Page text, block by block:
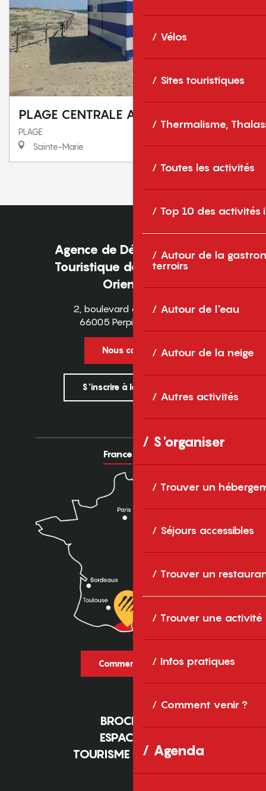
Vélos
Sites touristiques
Thermalisme,
Toutes les activités
Top 10 des activités
Autour de la
terroirs
Autour de l'eau
Autour de la neige
Autres activités
S'organiser
Trouver un
Séjours accessibles
Trouver un
Trouver une activité
Infos pratiques
Comment venir ?
Agenda
PLAGE CENTRALE AGORA
PLAGE
Sainte-Marie
Agence de Développement
Touristique des Pyrénées-
Orientales
2, boulevard des Pyrénées
66005 Perpignan Cedex
Nous contacter
S'inscrire à la newsletter
France
Comment venir ?
BROCHURES
ESPACE PRO
TOURISME D'AFFAIRES